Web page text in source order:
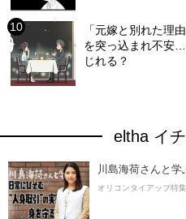
「元嫁と別れた理
を突っ込まれ不安
じれる？
eltha イ
川島海荷さんと学
オリコンタイアップ特集